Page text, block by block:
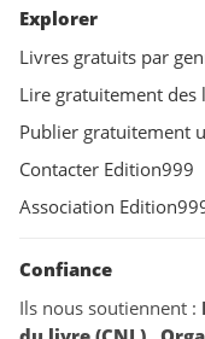
Explorer
Livres gratuits par
Lire gratuitement
Publier gratuitement
Contacter Edition999
Association
Confiance
Ils nous soutiennent :